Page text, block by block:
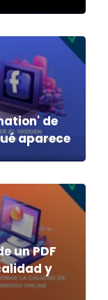
de
aparece
un PDF
y